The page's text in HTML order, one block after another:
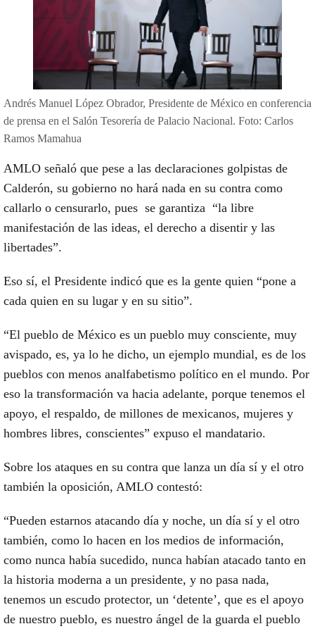
Andrés Manuel López Obrador, Presidente de México en conferencia
de prensa en el Salón Tesorería de Palacio Nacional. Foto: Carlos
Ramos Mamahua
AMLO señaló que pese a las declaraciones golpistas de
Calderón, su gobierno no hará nada en su contra como
callarlo o censurarlo, pues se garantiza “la libre
manifestación de las ideas, el derecho a disentir y las
libertades”.
Eso sí, el Presidente indicó que es la gente quien “pone a
cada quien en su lugar y en su sitio”.
“El pueblo de México es un pueblo muy consciente, muy
avispado, es, ya lo he dicho, un ejemplo mundial, es de los
pueblos con menos analfabetismo político en el mundo. Por
eso la transformación va hacia adelante, porque tenemos el
apoyo, el respaldo, de millones de mexicanos, mujeres y
hombres libres, conscientes” expuso el mandatario.
Sobre los ataques en su contra que lanza un día sí y el otro
también la oposición, AMLO contestó:
“Pueden estarnos atacando día y noche, un día sí y el otro
también, como lo hacen en los medios de información,
como nunca había sucedido, nunca habían atacado tanto en
la historia moderna a un presidente, y no pasa nada,
tenemos un escudo protector, un ‘detente’, que es el apoyo
de nuestro pueblo, es nuestro ángel de la guarda el pueblo